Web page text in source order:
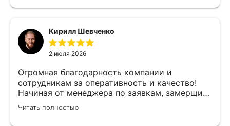
быстро,качественно,профессионально сделал
свою работу,убрал за собой ,что очень
приятно.Мне все понравилось .Хорошая
Кирилл Шевченко
2 июля 2026
Огромная благодарность компании и
сотрудникам за оперативность и качество!
Начиная от менеджера по заявкам, замерщика
и установщиков. Объяснили про полотно и
системы монтажа, дали выбор, сделали
Читать полностью